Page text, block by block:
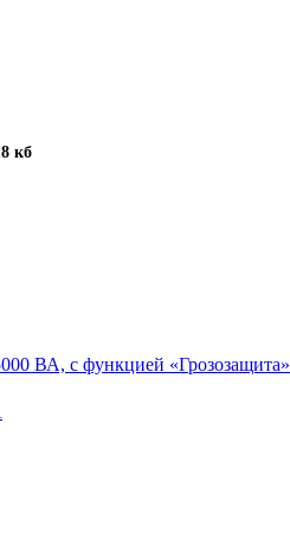
кб
ВА, с функцией «Грозозащита»